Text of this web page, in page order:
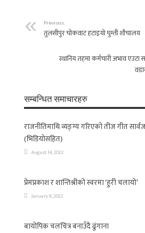
Previous:
तुलसीपुर चोकवाट हटाइयो घुम्ती शौचालय
स्थानिय तहमा कर्मचारी अभाव एउटा
सम्बन्धित समाचारहरु
राजनीतिमाथि व्यङ्ग्य गरिएको तीज गीत
(भिडियोसहित)
August 14, 2022
प्रेमप्रकाश र शान्तिश्रीको स्वरमा ‘हुरी चलायो’
January 9, 2022
बायोपिक चलचित्र बनाउँदै ढुंगाना